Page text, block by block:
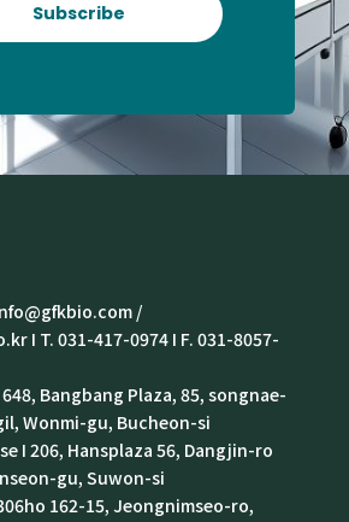
Subscribe
/
I T. 031-417-0974 I F. 031-8057-
Bangbang Plaza, 85, songnae-
Wonmi-gu, Bucheon-si
I 206, Hansplaza 56, Dangjin-ro
gu, Suwon-si
162-15, Jeongnimseo-ro,